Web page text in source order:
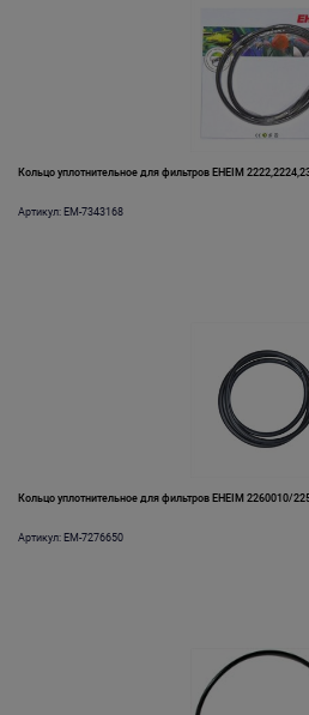
Кольцо уплотнительное для фильтров EHEIM
Артикул: EM-7343168
Кольцо уплотнительное для фильтров EHEIM 2260010/
Артикул: EM-7276650